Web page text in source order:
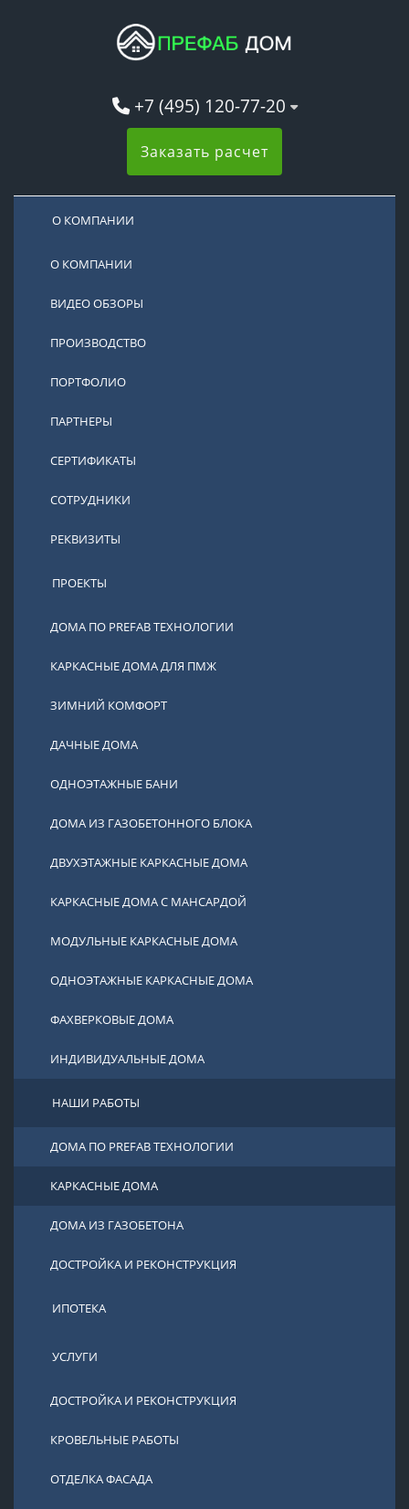
+7 (495) 120-77-20
Заказать расчет
О КОМПАНИИ
О КОМПАНИИ
ВИДЕО ОБЗОРЫ
ПРОИЗВОДСТВО
ПОРТФОЛИО
ПАРТНЕРЫ
СЕРТИФИКАТЫ
СОТРУДНИКИ
РЕКВИЗИТЫ
ПРОЕКТЫ
ДОМА ПО PREFAB ТЕХНОЛОГИИ
КАРКАСНЫЕ ДОМА ДЛЯ ПМЖ
ЗИМНИЙ КОМФОРТ
ДАЧНЫЕ ДОМА
ОДНОЭТАЖНЫЕ БАНИ
ДОМА ИЗ ГАЗОБЕТОННОГО БЛОКА
ДВУХЭТАЖНЫЕ КАРКАСНЫЕ ДОМА
КАРКАСНЫЕ ДОМА С МАНСАРДОЙ
МОДУЛЬНЫЕ КАРКАСНЫЕ ДОМА
ОДНОЭТАЖНЫЕ КАРКАСНЫЕ ДОМА
ФАХВЕРКОВЫЕ ДОМА
ИНДИВИДУАЛЬНЫЕ ДОМА
НАШИ РАБОТЫ
ДОМА ПО PREFAB ТЕХНОЛОГИИ
КАРКАСНЫЕ ДОМА
ДОМА ИЗ ГАЗОБЕТОНА
ДОСТРОЙКА И РЕКОНСТРУКЦИЯ
ИПОТЕКА
УСЛУГИ
ДОСТРОЙКА И РЕКОНСТРУКЦИЯ
КРОВЕЛЬНЫЕ РАБОТЫ
ОТДЕЛКА ФАСАДА